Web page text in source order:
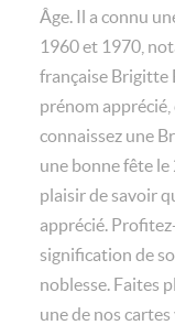
Âge. Il a connu
1960 et 1970,
française Brigitte
prénom apprécié,
connaissez une
une bonne fête
plaisir de savoir
apprécié.
signification de
noblesse. Faites
une de nos